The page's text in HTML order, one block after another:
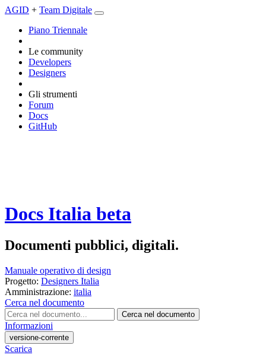
AGID + Team Digitale
Piano Triennale
Le community
Developers
Designers
Gli strumenti
Forum
Docs
GitHub
Docs Italia beta
Documenti pubblici, digitali.
Manuale operativo di design
Progetto: Designers Italia
Amministrazione: italia
Cerca nel documento
Cerca nel documento
Informazioni
versione-corrente
Scarica